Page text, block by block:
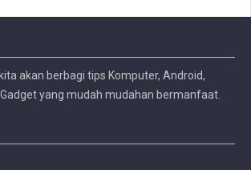
akan berbagi tips Komputer, Android,
yang mudah mudahan bermanfaat.